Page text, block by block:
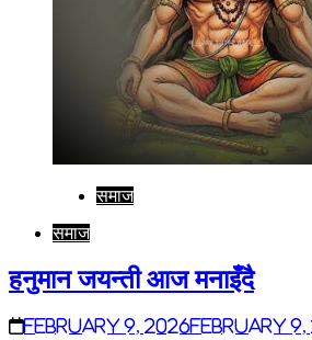
समाज
समाज
हनुमान जयन्ती आज मनाइँदै
February 9, 2026February 9,